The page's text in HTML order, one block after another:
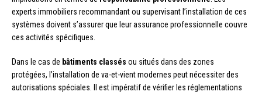
experts immobiliers recommandant ou supervisant l’installation de ces
systèmes doivent s’assurer que leur assurance professionnelle couvre
ces activités spécifiques.
Dans le cas de bâtiments classés ou situés dans des zones
protégées, l’installation de va-et-vient modernes peut nécessiter des
autorisations spéciales. Il est impératif de vérifier les réglementations